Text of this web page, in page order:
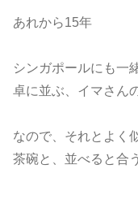
あれから15年
シンガポールにも一
卓に並ぶ、イマさん
なので、それとよく
茶碗と、並べると合